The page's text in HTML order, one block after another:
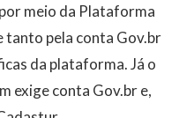
meio da Plataforma
tanto pela conta Gov.br
da plataforma. Já o
exige conta Gov.br e,